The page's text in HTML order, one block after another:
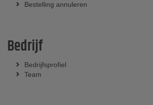
Bestelling annuleren
Bedrijf
Bedrijfsprofiel
Team